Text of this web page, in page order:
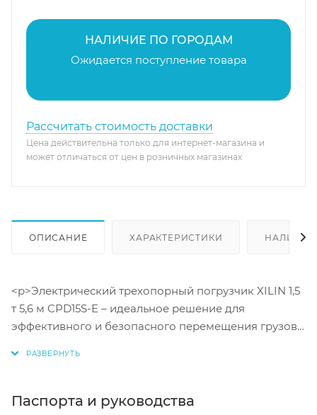
НАЛИЧИЕ ПО ГОРОДАМ
Ожидается поступление товара
Рассчитать стоимость доставки
Цена действительна только для интернет-магазина и
может отличаться от цен в розничных магазинах
ОПИСАНИЕ ХАРАКТЕРИСТИКИ
<p>Электрический трехопорный погрузчик XILIN 1,5
т 5,6 м CPD15S-E – идеальное решение для
эффективного и безопасного перемещения грузов
позволяют безопасно транспортировать даже
Паспорта и руководства